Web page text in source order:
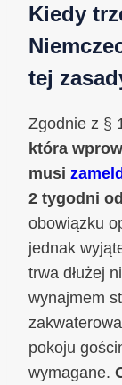
Kiedy
tej
Zgodnie z §
która
musi
2 tygodni
obowiązku
jednak
trwa dłużej
wynajmem
pokoju
wymagane.